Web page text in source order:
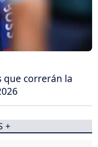
que correrán la
+